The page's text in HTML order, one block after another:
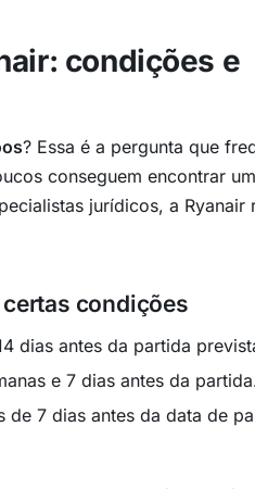
condições e
? Essa é a pergunta que
conseguem encontrar
jurídicos, a Ryanair
condições
dias antes da partida
e 7 dias antes da
de 7 dias antes da data de